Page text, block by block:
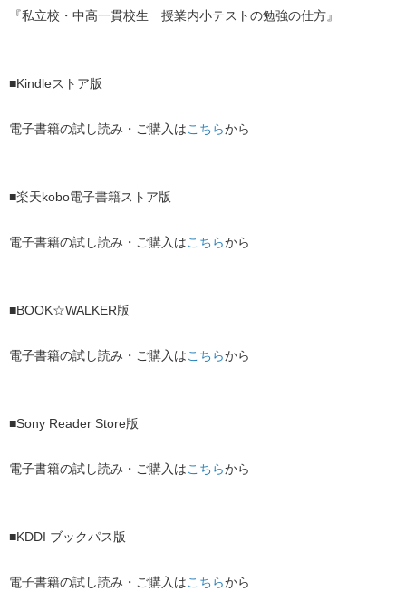
『私立校・中高一貫校生 授業内小テストの勉強の仕方』
■Kindleストア版
電子書籍の試し読み・ご購入はこちらから
■楽天kobo電子書籍ストア版
電子書籍の試し読み・ご購入はこちらから
■BOOK☆WALKER版
電子書籍の試し読み・ご購入はこちらから
■Sony Reader Store版
電子書籍の試し読み・ご購入はこちらから
■KDDI ブックパス版
電子書籍の試し読み・ご購入はこちらから